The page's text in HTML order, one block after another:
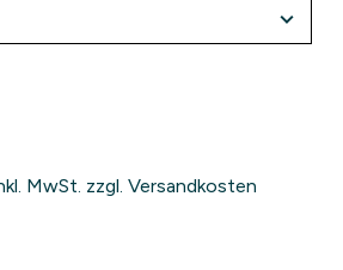
MwSt. zzgl. Versandkosten